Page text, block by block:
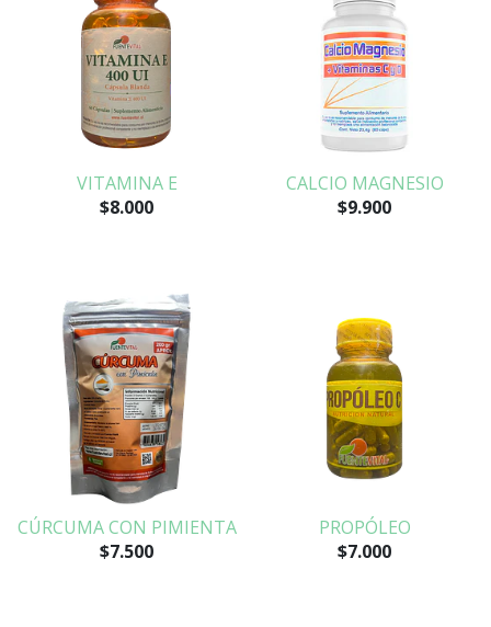
VITAMINA E
$8.000
CALCIO MAGNESIO
$9.900
CÚRCUMA CON PIMIENTA
$7.500
PROPÓLEO
$7.000